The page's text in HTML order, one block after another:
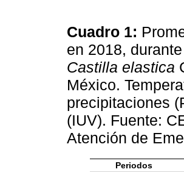
Cuadro 1:
en 2018,
Castilla elastica
México.
precipitaciones
(IUV). Fuente:
Atención de
Periodos